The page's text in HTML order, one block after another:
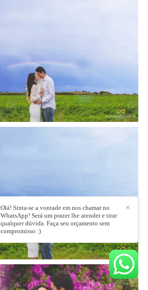
✕
Olá! Sinta-se a vontade em nos chamar no
WhatsApp! Será um prazer lhe atender e tirar
qualquer dúvida. Faça seu orçamento sem
compromisso :)